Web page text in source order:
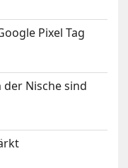
Pixel Tag
Nische sind